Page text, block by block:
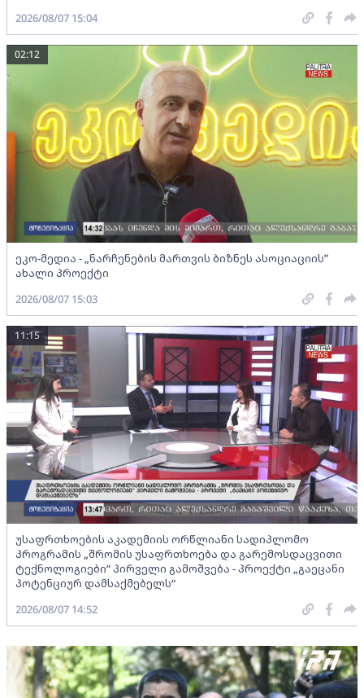
2026/08/07 15:04
ეკო-მედია - „ნარჩენების მართვის ბიზნეს ასოციაციის”
ახალი პროექტი
02:12
2026/08/07 15:03
უსაფრთხოების აკადემიის ორწლიანი სადიპლომო
პროგრამის „შრომის უსაფრთხოება და გარემოსდაცვითი
ტექნოლოგიები“ პირველი გამოშვება - პროექტი „გაეცანი
პოტენციურ დამსაქმებელს“
11:15
2026/08/07 14:52